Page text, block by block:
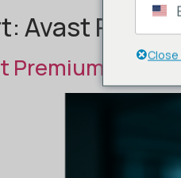
Avast
Premium